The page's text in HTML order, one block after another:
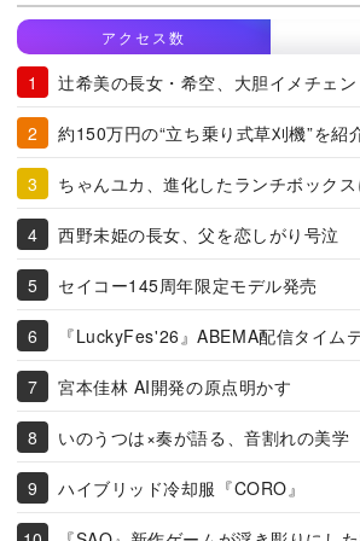
アクセス数
辻希美の長女・希空、大胆イメチェン
約150万円の“立ち乗り式草刈機”を紹
ちゃんユカ、進化したランチボック
西野未姫の長女、父を恋しがり号泣
セイコー145周年限定モデル発売
『LuckyFes'26』ABEMA配信タイム
宮本佳林 AI開発の原点明かす
いのうつは×奏が語る、音割れの美学
ハイブリッド冷却服『CORO』